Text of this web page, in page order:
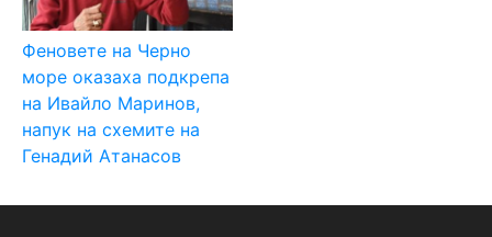
Феновете на Черно
море оказаха подкрепа
на Ивайло Маринов,
напук на схемите на
Генадий Атанасов